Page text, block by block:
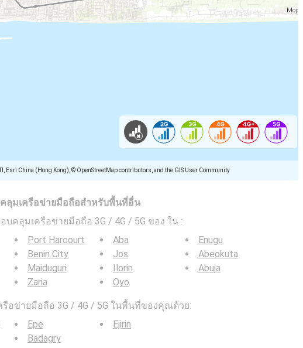
Esri China (Hong Kong), © OpenStreetMap contributors, and the GIS User Community
ลุมเครือข่ายมือถือสำหรับพื้นที่อื่น
บคลุมเครือข่ายมือถือ 3G / 4G / 5G ของ ใน :
Port Harcourt
Benin City
Maiduguri
Zaria
Aba
Jos
Ilorin
Oyo
Enugu
Abeokuta
Abuja
อข่ายมือถือ 3G / 4G / 5G ในพื้นที่ของคุณด้วย:
Epe
Badagry
Ejirin